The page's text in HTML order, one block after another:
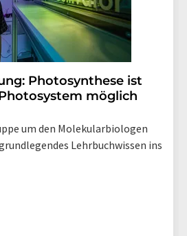
Photosynthese ist
möglich
um den Molekularbiologen
Lehrbuchwissen ins